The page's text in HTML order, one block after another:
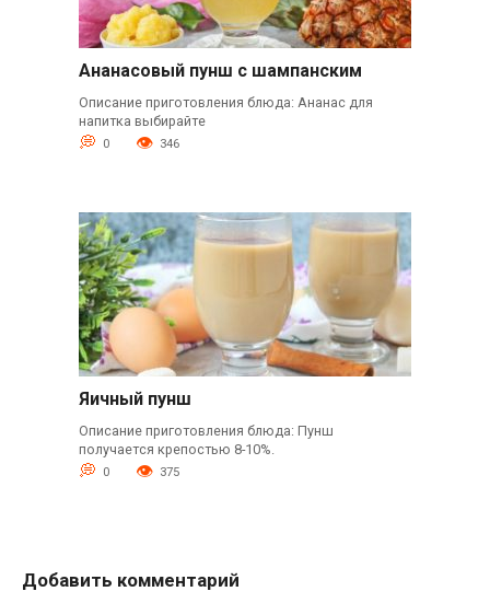
Ананасовый пунш с шампанским
Описание приготовления блюда: Ананас для
напитка выбирайте
0 346
Яичный пунш
Описание приготовления блюда: Пунш
получается крепостью 8-10%.
0 375
Добавить комментарий